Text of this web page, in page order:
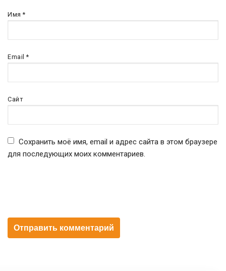
Имя*
Email*
Сайт
Сохранить моё имя, email и адрес сайта в этом браузере
для последующих моих комментариев.